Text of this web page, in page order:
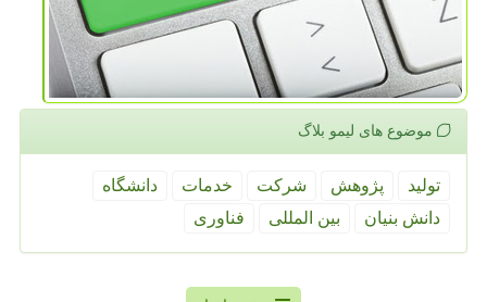
موضوع های لیمو بلاگ
تولید پژوهش شركت خدمات
دانشگاه
دانش بنیان
بین المللی فناوری